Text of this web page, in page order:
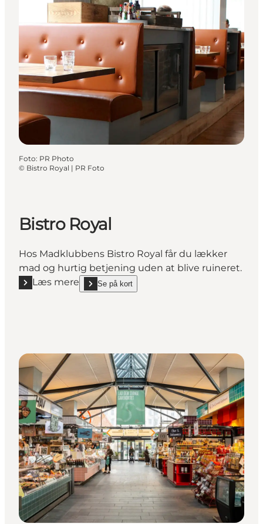
Foto: PR Photo
© Bistro Royal | PR Foto
Bistro Royal
Hos Madklubbens Bistro Royal får du lækker
mad og hurtig betjening uden at blive ruineret.
Læs mere
Læs mere "Bistro Royal"
Se på kort
show Bistro Royal on_map